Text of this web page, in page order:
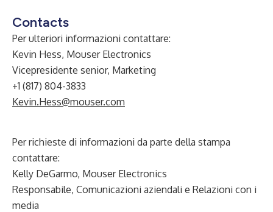
Contacts
Per ulteriori informazioni contattare:
Kevin Hess, Mouser Electronics
Vicepresidente senior, Marketing
+1 (817) 804-3833
Kevin.Hess@mouser.com
Per richieste di informazioni da parte della stampa
contattare:
Kelly DeGarmo, Mouser Electronics
Responsabile, Comunicazioni aziendali e Relazioni con i
media